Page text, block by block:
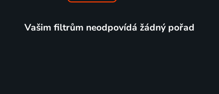
Vašim filtrům neodpovídá žádný pořad